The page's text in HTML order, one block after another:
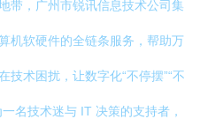
带，广州市锐讯信息技术公司集
机软硬件的全链条服务，帮助万
术困扰，让数字化“不停摆”“不
名技术迷与 IT 决策的支持者，